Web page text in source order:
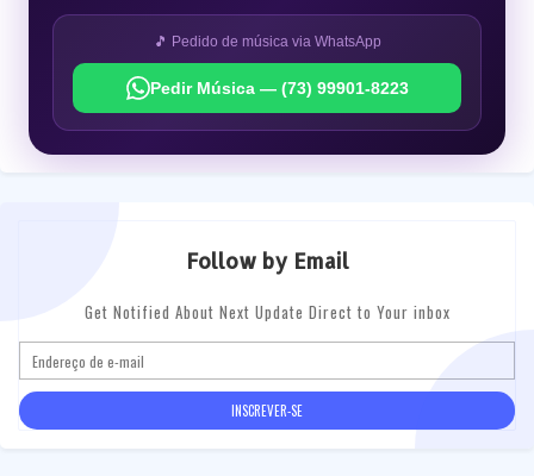
🎵 Pedido de música via WhatsApp
Pedir Música — (73) 99901-8223
Follow by Email
Get Notified About Next Update Direct to Your inbox